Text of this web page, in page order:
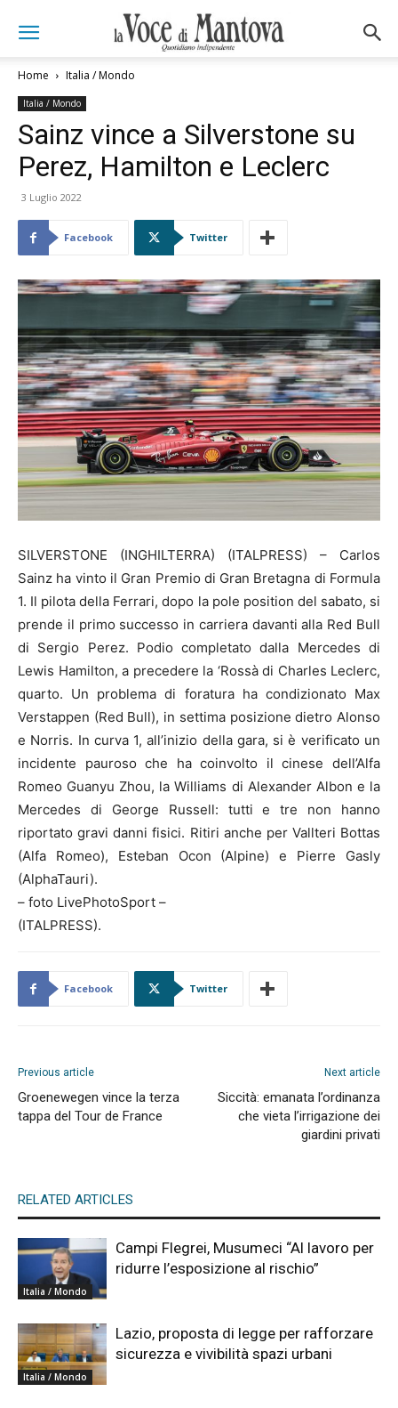
Home Italia / Mondo
Italia / Mondo
Sainz vince a Silverstone su
Perez, Hamilton e Leclerc
3 Luglio 2022
Facebook Twitter
SILVERSTONE (INGHILTERRA) (ITALPRESS) – Carlos
Sainz ha vinto il Gran Premio di Gran Bretagna di Formula
1. Il pilota della Ferrari, dopo la pole position del sabato, si
prende il primo successo in carriera davanti alla Red Bull
di Sergio Perez. Podio completato dalla Mercedes di
Lewis Hamilton, a precedere la ‘Rossà di Charles Leclerc,
quarto. Un problema di foratura ha condizionato Max
Verstappen (Red Bull), in settima posizione dietro Alonso
e Norris. In curva 1, all’inizio della gara, si è verificato un
incidente pauroso che ha coinvolto il cinese dell’Alfa
Romeo Guanyu Zhou, la Williams di Alexander Albon e la
Mercedes di George Russell: tutti e tre non hanno
riportato gravi danni fisici. Ritiri anche per Vallteri Bottas
(Alfa Romeo), Esteban Ocon (Alpine) e Pierre Gasly
(AlphaTauri).
– foto LivePhotoSport –
(ITALPRESS).
Facebook Twitter
Previous article
Groenewegen vince la terza
tappa del Tour de France
Next article
Siccità: emanata l’ordinanza
che vieta l’irrigazione dei
giardini privati
RELATED ARTICLES
Italia / Mondo
Campi Flegrei, Musumeci “Al lavoro per
ridurre l’esposizione al rischio”
Italia / Mondo
Lazio, proposta di legge per rafforzare
sicurezza e vivibilità spazi urbani